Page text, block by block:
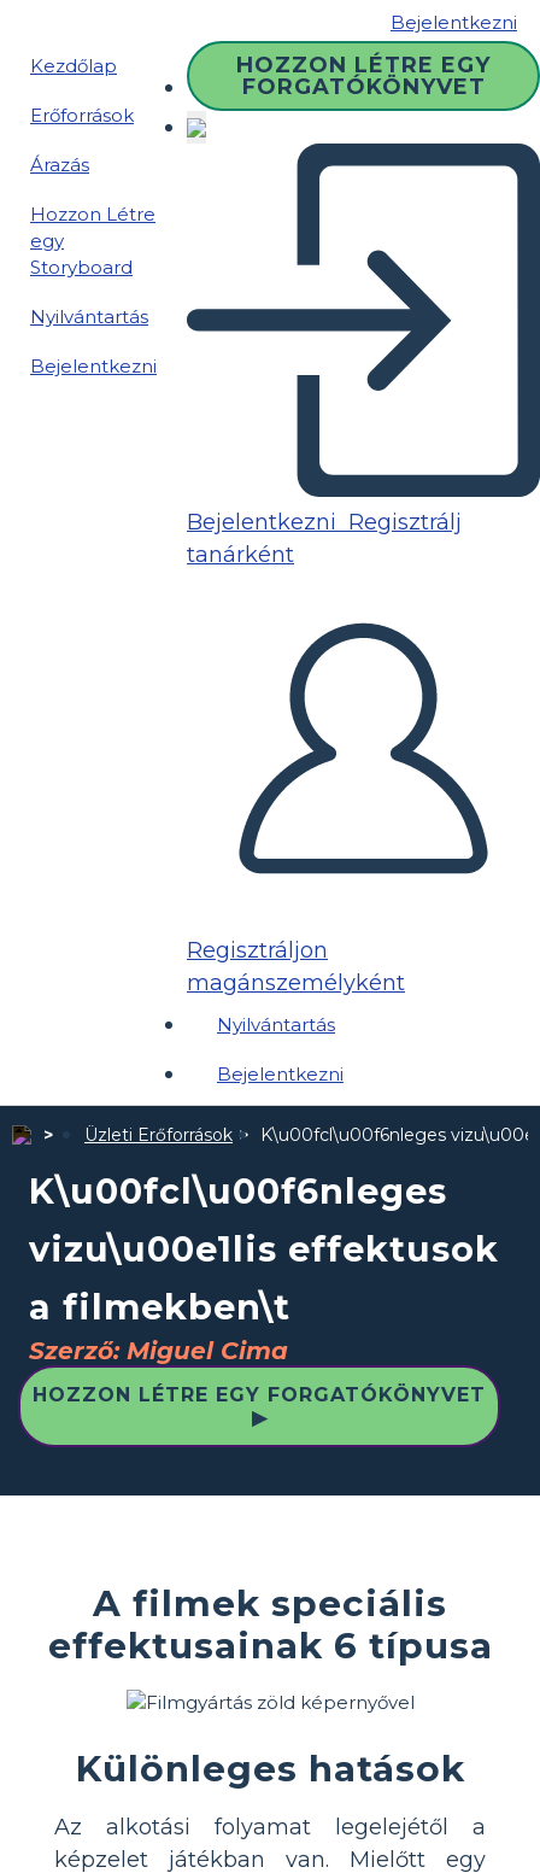
Bejelentkezni
Kezdőlap
Erőforrások
Árazás
Hozzon Létre
egy
Storyboard
Nyilvántartás
Bejelentkezni
HOZZON LÉTRE EGY
FORGATÓKÖNYVET
Bejelentkezni Regisztrálj
tanárként
Regisztráljon
magánszemélyként
Nyilvántartás
Bejelentkezni
Üzleti Erőforrások K\u00fcl\u00f6nleges
K\u00fcl\u00f6nleges
vizu\u00e1lis effektusok
a filmekben\t
Szerző: Miguel Cima
HOZZON LÉTRE EGY FORGATÓKÖNYVET
▶
A filmek speciális
effektusainak 6 típusa
Különleges hatások
Az alkotási folyamat legelejétől a
képzelet játékban van. Mielőtt egy